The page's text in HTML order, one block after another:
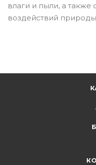
влаги и пыли, а
воздействий